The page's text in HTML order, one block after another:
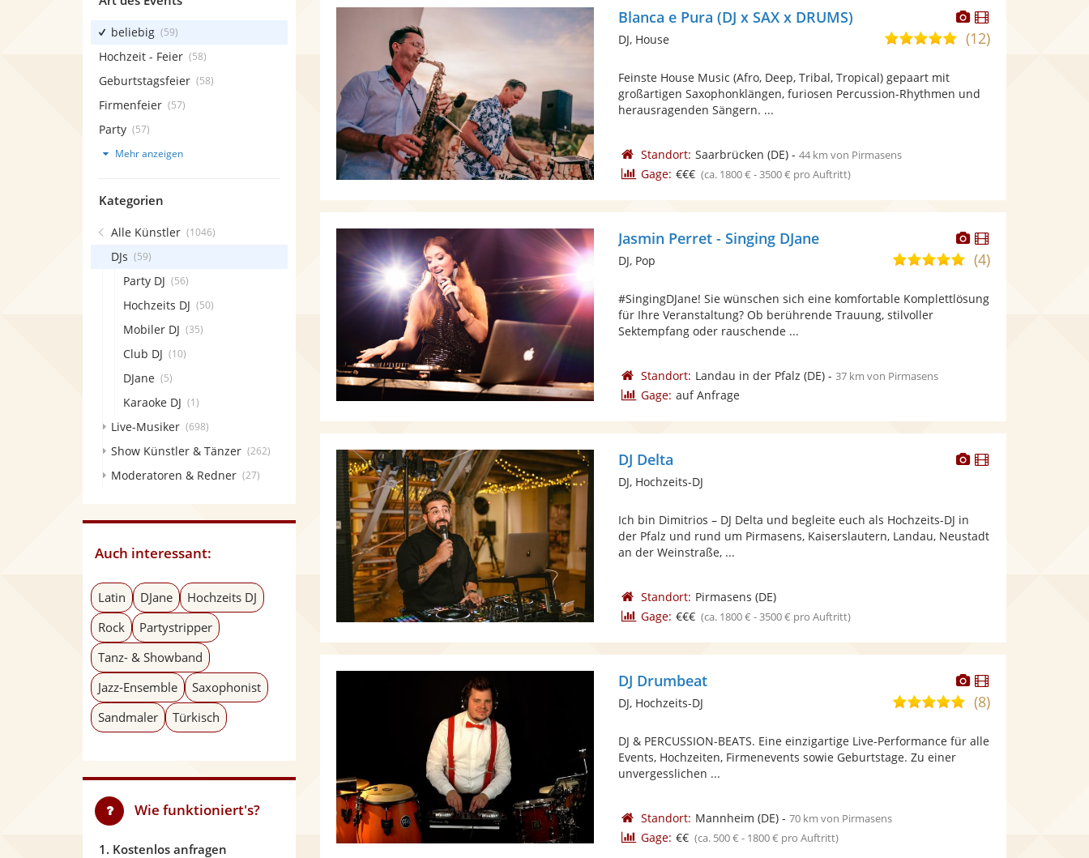
Dieser
Künstler
stellt
bereit.
Dieser
Künstler
Blanca e Pura (DJ x SAX x DRUMS)
4,9
Sternen
(12)
DJ, House
Feinste House Music (Afro, Deep, Tribal, Tropical) gepaart mit
großartigen Saxophonklängen, furiosen Percussion-Rhythmen und
herausragenden Sängern. ...
Standort: Saarbrücken (DE)- 44 km von Pirmasens
Gage: €€€ (ca. 1800 € - 3500 € pro Auftritt)
Dieser
Künstler
stellt
bereit.
Dieser
Künstler
bereit.
Jasmin Perret - Singing DJane
5,0
5
(4)
DJ, Pop
#SingingDJane! Sie wünschen sich eine komfortable Komplettlösung
für Ihre Veranstaltung? Ob berührende Trauung, stilvoller
Sektempfang oder rauschende ...
Standort: Landau in der Pfalz (DE)- 37 km von Pirmasens
Gage: auf Anfrage
Dieser
bereit.
Dieser
DJ Delta
DJ, Hochzeits-DJ
Ich bin Dimitrios – DJ Delta und begleite euch als Hochzeits-DJ in
der Pfalz und rund um Pirmasens, Kaiserslautern, Landau, Neustadt
an der Weinstraße, ...
Standort: Pirmasens (DE)
Gage: €€€ (ca. 1800 € - 3500 € pro Auftritt)
Dieser
Künstler
stellt
Fotos
bereit.
Dieser
Künstler
DJ Drumbeat
4,8
5
(8)
DJ, Hochzeits-DJ
DJ & PERCUSSION-BEATS. Eine einzigartige Live-Performance für alle
Events, Hochzeiten, Firmenevents sowie Geburtstage. Zu einer
unvergesslichen ...
Standort: Mannheim (DE)- 70 km von Pirmasens
Gage: €€ (ca. 500 € - 1800 € pro Auftritt)
beliebig (59)
Hochzeit - Feier (58)
Geburtstagsfeier (58)
Firmenfeier (57)
Party (57)
Mehr anzeigen
Kategorien
Alle Künstler (1046)
DJs (59)
Party DJ (56)
Hochzeits DJ (50)
Mobiler DJ (35)
Club DJ (10)
DJane (5)
Karaoke DJ (1)
Live-Musiker (698)
Show Künstler & Tänzer (262)
Moderatoren & Redner (27)
Auch interessant:
Latin DJane
Hochzeits DJ
Rock
Partystripper
Tanz- & Showband
Jazz-Ensemble
Saxophonist
Sandmaler
Türkisch
Wie funktioniert's?
1. Kostenlos anfragen